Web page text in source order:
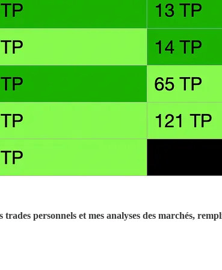
personnels et mes analyses des marchés,